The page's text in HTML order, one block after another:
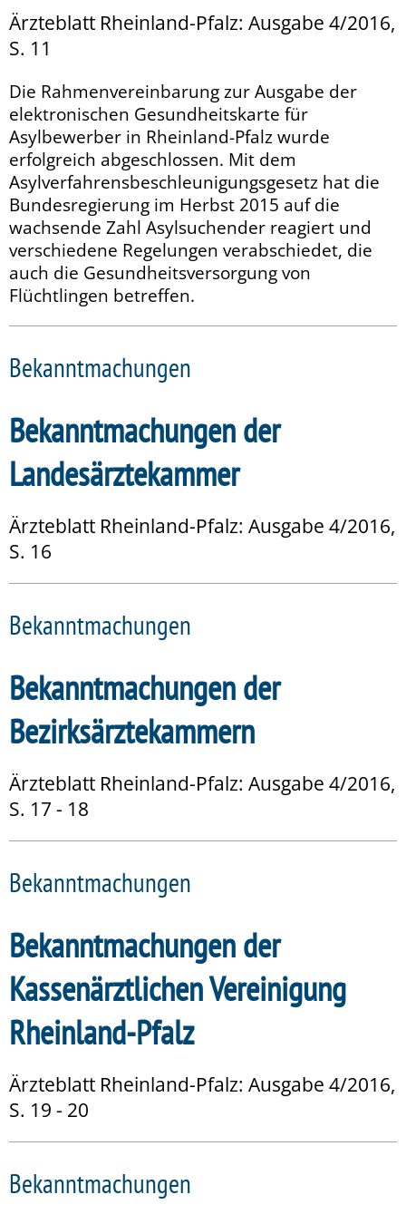
Ärzteblatt Rheinland-Pfalz: Ausgabe 4/2016,
S. 11
Die Rahmenvereinbarung zur Ausgabe der
elektronischen Gesundheitskarte für
Asylbewerber in Rheinland-Pfalz wurde
erfolgreich abgeschlossen. Mit dem
Asylverfahrensbeschleunigungsgesetz hat die
Bundesregierung im Herbst 2015 auf die
wachsende Zahl Asylsuchender reagiert und
verschiedene Regelungen verabschiedet, die
auch die Gesundheitsversorgung von
Flüchtlingen betreffen.
Bekanntmachungen
Bekanntmachungen der
Landesärztekammer
Ärzteblatt Rheinland-Pfalz: Ausgabe 4/2016,
S. 16
Bekanntmachungen
Bekanntmachungen der
Bezirksärztekammern
Ärzteblatt Rheinland-Pfalz: Ausgabe 4/2016,
S. 17 - 18
Bekanntmachungen
Bekanntmachungen der
Kassenärztlichen Vereinigung
Rheinland-Pfalz
Ärzteblatt Rheinland-Pfalz: Ausgabe 4/2016,
S. 19 - 20
Bekanntmachungen